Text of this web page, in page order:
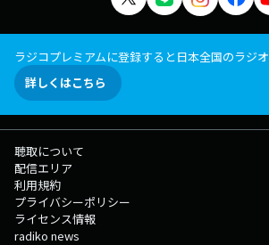
ラジコプレミアムに登録すると日本全国のラジ
詳しくはこちら
聴取について
配信エリア
利用規約
プライバシーポリシー
ライセンス情報
radiko news